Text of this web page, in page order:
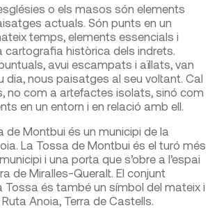
o els masos són elements
actuals. Són punts en un
temps, elements essencials i
cartografia històrica dels indrets.
avui escampats i aïllats, van
dia, nous paisatges al seu voltant. Cal
no com a artefactes isolats, sinó com
en un entorn i en relació amb ell.
de Montbui és un municipi de la
La Tossa de Montbui és el turó més
i una porta que s’obre a l’espai
de Miralles-Queralt. El conjunt
Tossa és també un símbol del mateix i
Anoia, Terra de Castells.